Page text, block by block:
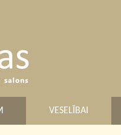
VESELĪBAI